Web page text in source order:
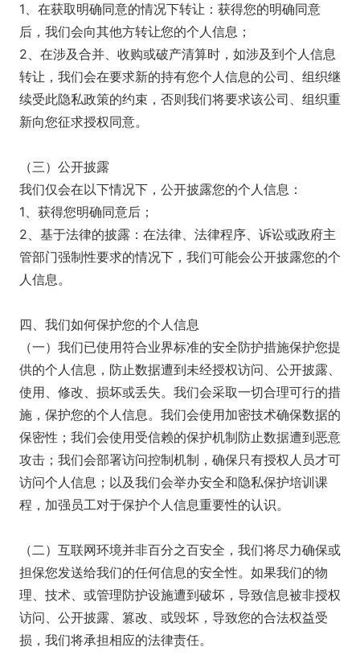
1、在获取明确同意的情况下转让：获得您的明确同意
后，我们会向其他方转让您的个人信息；
2、在涉及合并、收购或破产清算时，如涉及到个人信息
转让，我们会在要求新的持有您个人信息的公司、组织继
续受此隐私政策的约束，否则我们将要求该公司、组织重
新向您征求授权同意。
（三）公开披露
我们仅会在以下情况下，公开披露您的个人信息：
1、获得您明确同意后；
2、基于法律的披露：在法律、法律程序、诉讼或政府主
管部门强制性要求的情况下，我们可能会公开披露您的个
人信息。
四、我们如何保护您的个人信息
（一）我们已使用符合业界标准的安全防护措施保护您提
供的个人信息，防止数据遭到未经授权访问、公开披露、
使用、修改、损坏或丢失。我们会采取一切合理可行的措
施，保护您的个人信息。我们会使用加密技术确保数据的
保密性；我们会使用受信赖的保护机制防止数据遭到恶意
攻击；我们会部署访问控制机制，确保只有授权人员才可
访问个人信息；以及我们会举办安全和隐私保护培训课
程，加强员工对于保护个人信息重要性的认识。
（二）互联网环境并非百分之百安全，我们将尽力确保或
担保您发送给我们的任何信息的安全性。如果我们的物
理、技术、或管理防护设施遭到破坏，导致信息被非授权
访问、公开披露、篡改、或毁坏，导致您的合法权益受
损，我们将承担相应的法律责任。